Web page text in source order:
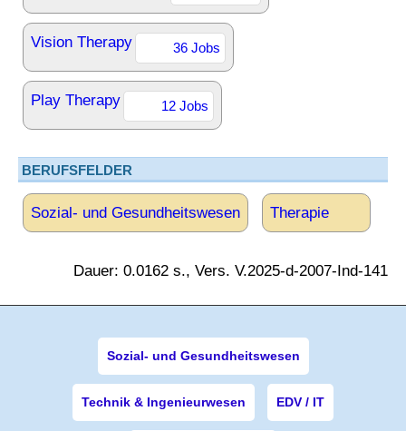
Vision Therapy 36 Jobs
Play Therapy 12 Jobs
BERUFSFELDER
Sozial- und Gesundheitswesen Therapie
Dauer: 0.0162 s., Vers. V.2025-d-2007-Ind-141
Sozial- und Gesundheitswesen
Technik & Ingenieurwesen EDV / IT